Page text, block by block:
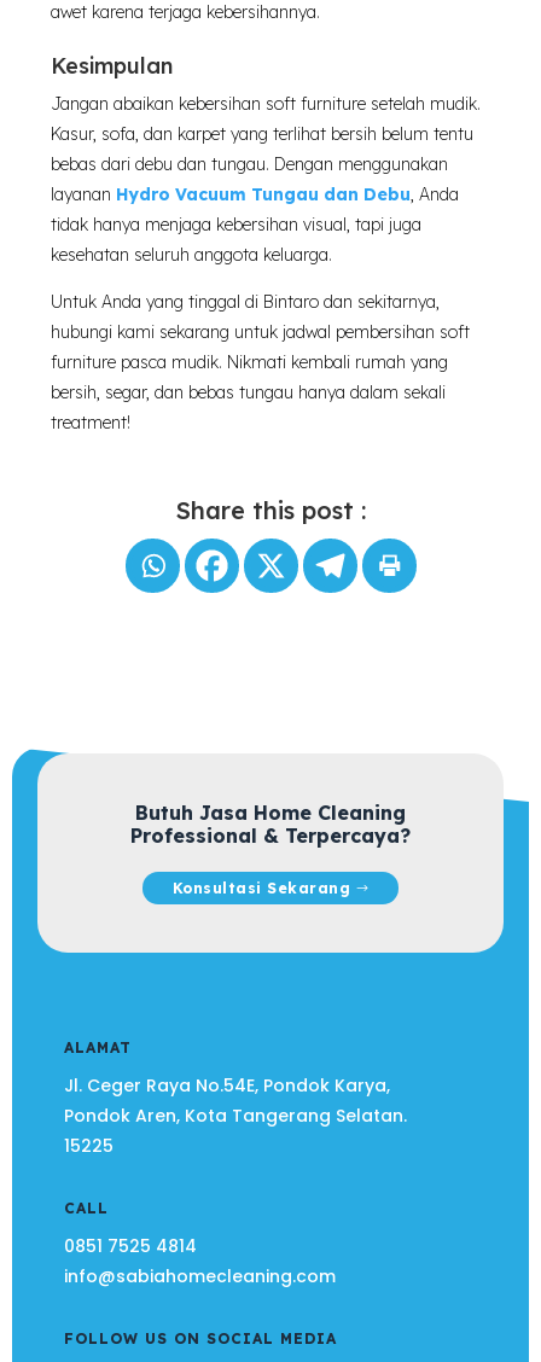
awet karena terjaga kebersihannya.
Kesimpulan
Jangan abaikan kebersihan soft furniture setelah mudik.
Kasur, sofa, dan karpet yang terlihat bersih belum tentu
bebas dari debu dan tungau. Dengan menggunakan
layanan Hydro Vacuum Tungau dan Debu, Anda
tidak hanya menjaga kebersihan visual, tapi juga
kesehatan seluruh anggota keluarga.
Untuk Anda yang tinggal di Bintaro dan sekitarnya,
hubungi kami sekarang untuk jadwal pembersihan soft
furniture pasca mudik. Nikmati kembali rumah yang
bersih, segar, dan bebas tungau hanya dalam sekali
treatment!
Share this post :
Butuh Jasa Home Cleaning
Professional & Terpercaya?
Konsultasi Sekarang
ALAMAT
Jl. Ceger Raya No.54E, Pondok Karya,
Pondok Aren, Kota Tangerang Selatan.
15225
CALL
0851 7525 4814
info@sabiahomecleaning.com
FOLLOW US ON SOCIAL MEDIA